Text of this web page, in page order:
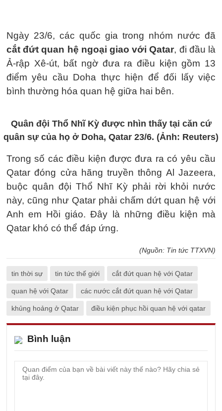
Ngày 23/6, các quốc gia trong nhóm nước đã
cắt đứt quan hệ ngoại giao với Qatar, đi đầu là
Ả-rập Xê-út, bất ngờ đưa ra điều kiện gồm 13
điểm yêu cầu Doha thực hiện để đối lấy việc
bình thường hóa quan hệ giữa hai bên.
Quân đội Thổ Nhĩ Kỳ được nhìn thấy tại căn cứ
quân sự của họ ở Doha, Qatar 23/6. (Ảnh: Reuters)
Trong số các điều kiện được đưa ra có yêu cầu
Qatar đóng cửa hãng truyền thông Al Jazeera,
buộc quân đội Thổ Nhĩ Kỳ phải rời khỏi nước
này, cũng như Qatar phải chấm dứt quan hệ với
Anh em Hồi giáo. Đây là những điều kiện mà
Qatar khó có thể đáp ứng.
(Nguồn: Tin tức TTXVN)
tin thời sự tin tức thế giới cắt đứt quan hệ với Qatar
quan hệ với Qatar các nước cắt đứt quan hệ với Qatar
khủng hoảng ở Qatar điều kiện phục hồi quan hệ với qatar
Bình luận